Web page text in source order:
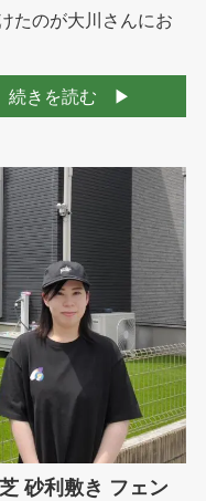
たのが大川さんにお
続きを読む
砂利敷き フェン